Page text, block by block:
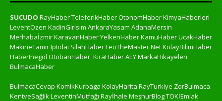
SUCUDO RayHaberTeleferikHaberOtonomHaberKimyaHaberleri
LeventÖzen KadinGirisim AnkaraYasam AdanaMersin
MerhabaİzmirKaravanHaberYelkenHaberKamuHaberUcakHaber
MakineTamirIptidai SilahHaberLeoTheMaster.NetKolayBilimHaber
HaberInegol OtobanHaber KiraHaberAEYMarkaHikayeleri
BulmacaHaber
BulmacaCevap KomikKurbaga KolayHarita RayTurkiye ZorBulmaca
KentveSağlıkLeventinMutfağı Rayİhale MeşhurBlogTOKİEmlak